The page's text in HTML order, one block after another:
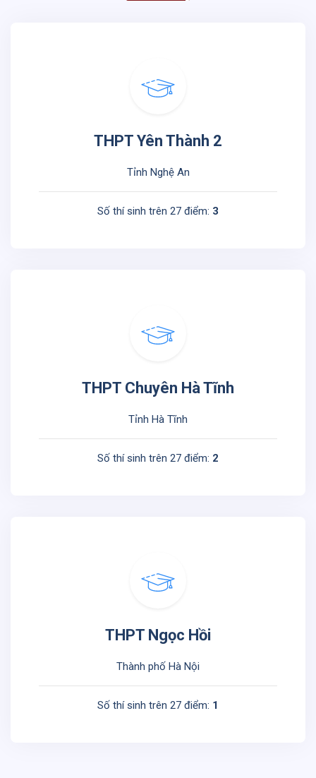
THPT Yên Thành 2
Tỉnh Nghệ An
Số thí sinh trên 27 điểm: 3
THPT Chuyên Hà Tĩnh
Tỉnh Hà Tĩnh
Số thí sinh trên 27 điểm: 2
THPT Ngọc Hồi
Thành phố Hà Nội
Số thí sinh trên 27 điểm: 1